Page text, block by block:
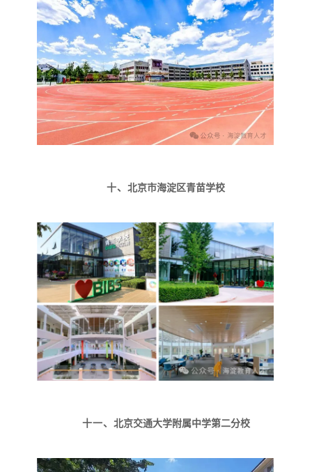
十、 北京市海淀区青苗学校
十一、 北京交通大学附属中学第二分校